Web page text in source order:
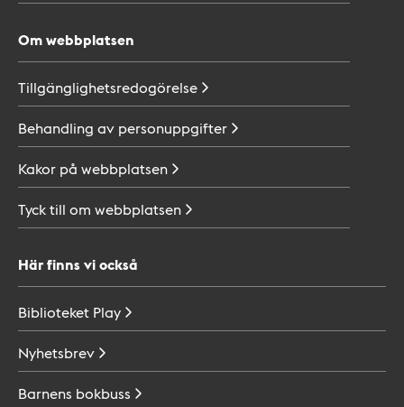
Om webbplatsen
Tillgänglighetsredogörelse
Behandling av personuppgifter
Kakor på webbplatsen
Tyck till om webbplatsen
Här finns vi också
Biblioteket Play
Nyhetsbrev
Barnens bokbuss